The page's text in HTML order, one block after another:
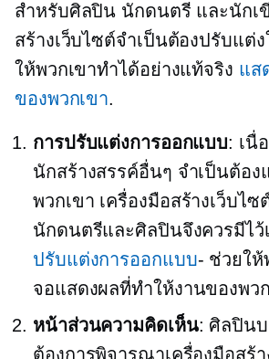
สำหรับศิลปิน นักดนตรี และนักเ
สร้างเว็บไซต์จำเป็นต้องปรับแต่ง
ให้พวกเขาทำได้อย่างแท้จริง แส
ของพวกเขา.
การปรับแต่งการออกแบบ: เนื่
นักสร้างสรรค์อื่นๆ จำเป็นต้อง
พวกเขา เครื่องมือสร้างเว็บไ
นักดนตรีและศิลปินจึงควรมีไว้
ปรับแต่งการออกแบบ- ช่วยให้
จอแสดงผลที่ทำให้งานของพว
หน้าส่วนความคิดเห็น: ศิลปินบ
ต้องการพิจารณาเครื่องมือสร้